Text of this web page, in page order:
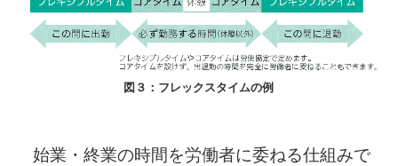
図３：フレックスタイムの例
始業・終業の時間を労働者に委ねる仕組みで